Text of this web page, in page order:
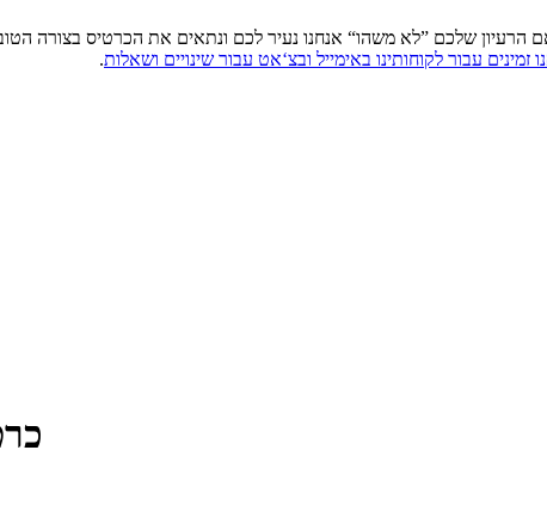
הרעיון שלכם ”לא משהו“ אנחנו נעיר לכם ונתאים את הכרטיס בצורה
זמינים עבור לקוחותינו באימייל ובצ‘אט עבור שינויים ושאלות.